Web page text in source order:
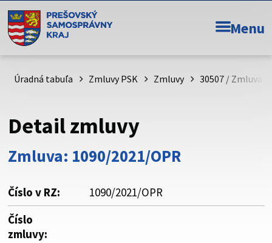
Doména psk.sk je oficiálna
Toto je oficiálna webová stránka Prešovského
psk.sk.
Buďte pozorní a vždy sa uistite, že zdieľate informácie iba
cez zabezpečenú webovú stránku. Zabezpečená stránka
vždy začína https:// pred názvom domény webového sídla.
Menu
Úradná tabuľa Zmluvy PSK Zmluvy 30507 / Zmluva
Detail zmluvy
Zmluva: 1090/2021/OPR
Číslo v RZ:
1090/2021/OPR
Číslo
zmluvy: